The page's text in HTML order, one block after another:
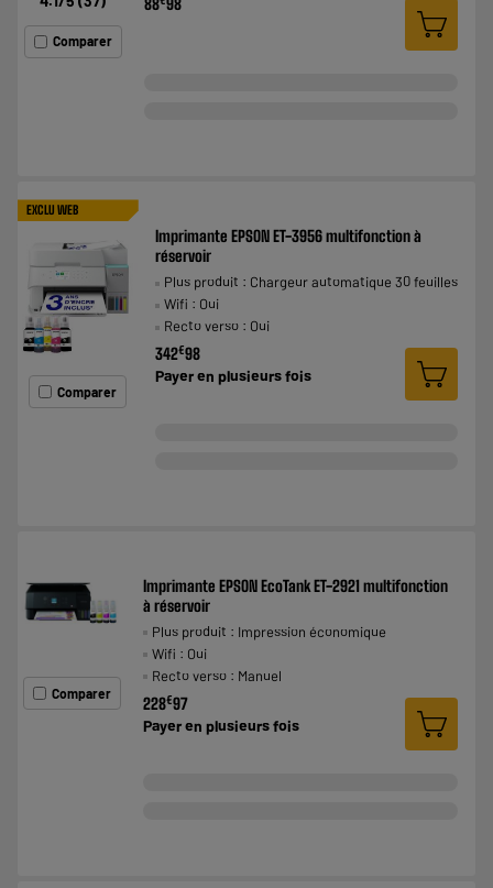
Comparer
88 98
EXCLU WEB
Comparer
Imprimante EPSON ET-3956 multifonction à
réservoir
Plus produit : Chargeur automatique 30 feuilles
Wifi : Oui
Recto verso : Oui
342€98
Payer en plusieurs fois
Comparer
Imprimante EPSON EcoTank ET-2921 multifonction
à réservoir
Plus produit : Impression économique
Wifi : Oui
Recto verso : Manuel
228€97
Payer en plusieurs fois